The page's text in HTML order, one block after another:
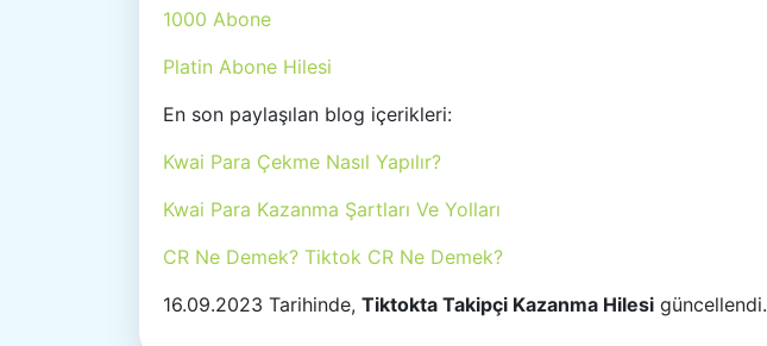
1000 Abone
Platin Abone Hilesi
En son paylaşılan blog içerikleri:
Kwai Para Çekme Nasıl Yapılır?
Kwai Para Kazanma Şartları Ve Yolları
CR Ne Demek? Tiktok CR Ne Demek?
16.09.2023 Tarihinde, Tiktokta Takipçi Kazanma Hilesi güncellendi.